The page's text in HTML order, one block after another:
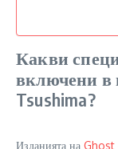
Какви
включени в
Tsushima?
Изданията на Ghost